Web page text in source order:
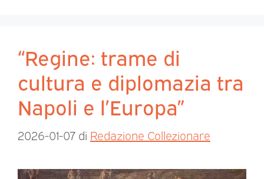
“Regine: trame di
cultura e diplomazia tra
Napoli e l’Europa”
2026-01-07 di Redazione Collezionare